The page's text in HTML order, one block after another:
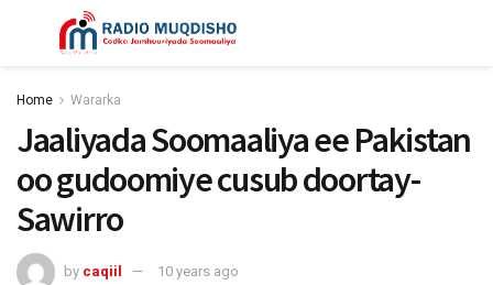
Home Wararka
Jaaliyada Soomaaliya ee Pakistan
oo gudoomiye cusub doortay-
Sawirro
by caqiil 10 years ago